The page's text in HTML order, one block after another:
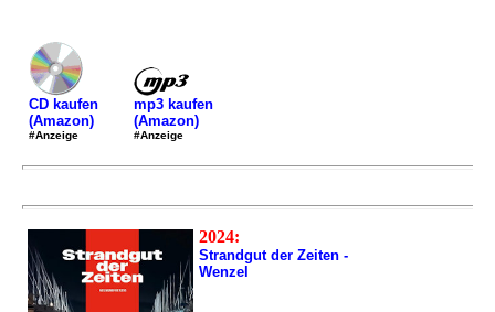
CD kaufen
(Amazon)
#Anzeige
mp3 kaufen
(Amazon)
#Anzeige
2024:
Strandgut der Zeiten -
Wenzel